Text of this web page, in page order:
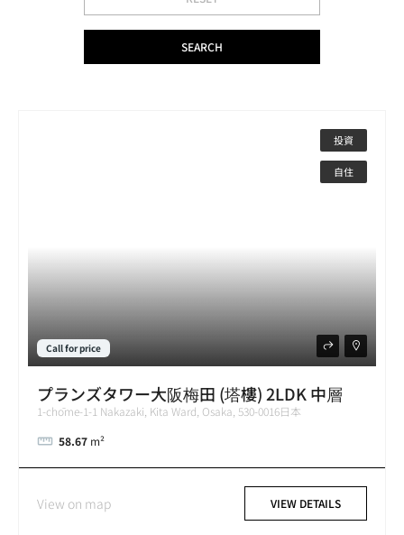
投資
自住
Call for price
プランズタワー大阪梅田 (塔樓) 2LDK 中層
1-chōme-1-1 Nakazaki, Kita Ward, Osaka, 530-0016日本
58.67 m²
View on map VIEW DETAILS